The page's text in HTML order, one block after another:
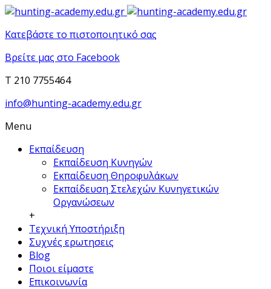
Κατεβάστε το πιστοποιητικό σας
Βρείτε μας στο Facebook
T 210 7755464
info@hunting-academy.edu.gr
Menu
Εκπαίδευση
Εκπαίδευση Κυνηγών
Εκπαίδευση Θηροφυλάκων
Εκπαίδευση Στελεχών Κυνηγετικών
Οργανώσεων
+
Τεχνική Υποστήριξη
Συχνές ερωτησεις
Blog
Ποιοι είμαστε
Επικοινωνία